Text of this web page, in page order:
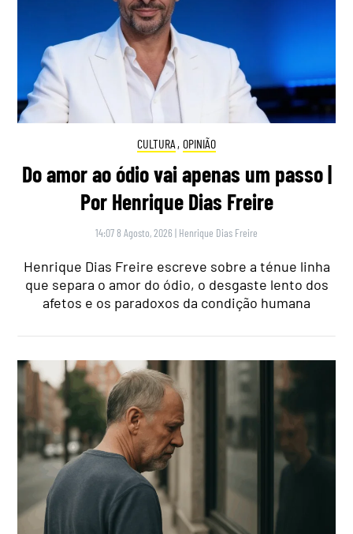
CULTURA , OPINIÃO
Do amor ao ódio vai apenas um passo |
Por Henrique Dias Freire
14:07 8 Agosto, 2026 | Henrique Dias Freire
Henrique Dias Freire escreve sobre a ténue linha
que separa o amor do ódio, o desgaste lento dos
afetos e os paradoxos da condição humana